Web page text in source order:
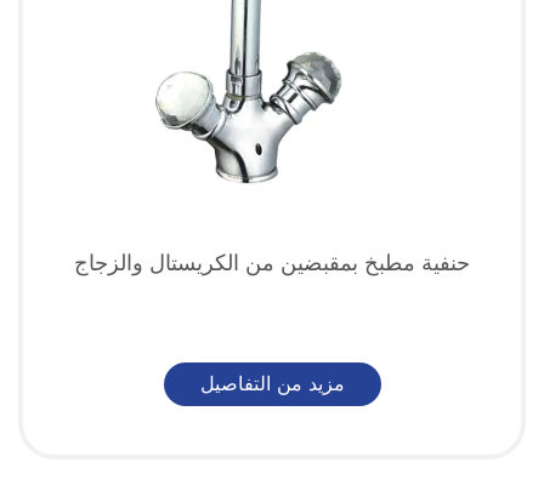
حنفية مطبخ بمقبضين من الكريستال والزجاج
مزيد من التفاصيل